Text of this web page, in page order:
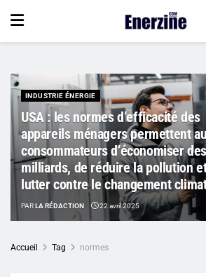
INDUSTRIE ÉNERGIE
USA : les normes d’efficacité des
appareils ménagers permettent
consommateurs d’économiser
milliards, de réduire la pollution
lutter contre le changement
PARLA RÉDACTION 22 avril 2025
Accueil Tag normes